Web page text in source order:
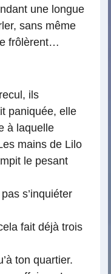
une longue
sans même
frôlèrent…
ils
paniquée, elle
à laquelle
mains de Lilo
le pesant
s’inquiéter
fait déjà trois
ton quartier.